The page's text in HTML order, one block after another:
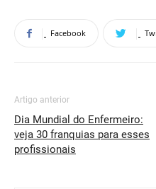
Facebook
Artigo anterior
Dia Mundial do Enfermeiro:
veja 30 franquias para esses
profissionais